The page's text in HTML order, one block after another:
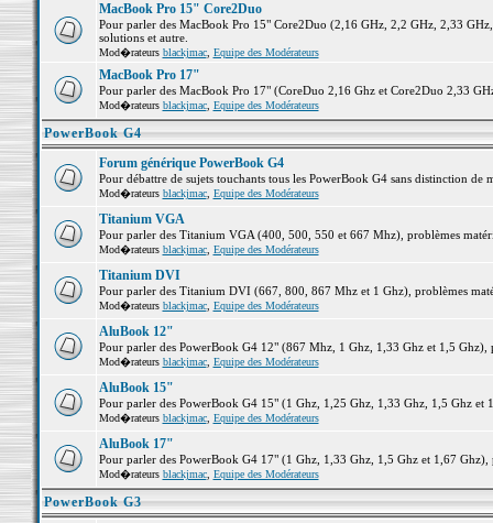
MacBook Pro 15" Core2Duo
Pour parler des MacBook Pro 15" Core2Duo (2,16 GHz, 2,2 GHz, 2,33
solutions et autre.
Mod�rateurs blackjmac, Equipe des Modérateurs
MacBook Pro 17"
Pour parler des MacBook Pro 17" (CoreDuo 2,16 Ghz et Core2Duo 2,33
Mod�rateurs blackjmac, Equipe des Modérateurs
PowerBook G4
Forum générique PowerBook G4
Pour débattre de sujets touchants tous les PowerBook G4 sans distinction de
Mod�rateurs blackjmac, Equipe des Modérateurs
Titanium VGA
Pour parler des Titanium VGA (400, 500, 550 et 667 Mhz), problèmes
Mod�rateurs blackjmac, Equipe des Modérateurs
Titanium DVI
Pour parler des Titanium DVI (667, 800, 867 Mhz et 1 Ghz), problèmes
Mod�rateurs blackjmac, Equipe des Modérateurs
AluBook 12"
Pour parler des PowerBook G4 12" (867 Mhz, 1 Ghz, 1,33 Ghz et 1,5 Ghz),
Mod�rateurs blackjmac, Equipe des Modérateurs
AluBook 15"
Pour parler des PowerBook G4 15" (1 Ghz, 1,25 Ghz, 1,33 Ghz, 1,5 Ghz et
Mod�rateurs blackjmac, Equipe des Modérateurs
AluBook 17"
Pour parler des PowerBook G4 17" (1 Ghz, 1,33 Ghz, 1,5 Ghz et 1,67 Ghz),
Mod�rateurs blackjmac, Equipe des Modérateurs
PowerBook G3